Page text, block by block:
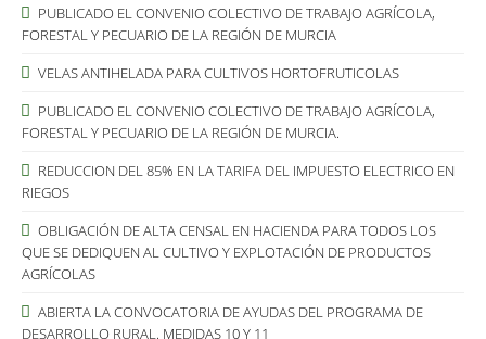
PUBLICADO EL CONVENIO COLECTIVO DE TRABAJO AGRÍCOLA,
FORESTAL Y PECUARIO DE LA REGIÓN DE MURCIA
VELAS ANTIHELADA PARA CULTIVOS HORTOFRUTICOLAS
PUBLICADO EL CONVENIO COLECTIVO DE TRABAJO AGRÍCOLA,
FORESTAL Y PECUARIO DE LA REGIÓN DE MURCIA.
REDUCCION DEL 85% EN LA TARIFA DEL IMPUESTO ELECTRICO EN
RIEGOS
OBLIGACIÓN DE ALTA CENSAL EN HACIENDA PARA TODOS LOS
QUE SE DEDIQUEN AL CULTIVO Y EXPLOTACIÓN DE PRODUCTOS
AGRÍCOLAS
ABIERTA LA CONVOCATORIA DE AYUDAS DEL PROGRAMA DE
DESARROLLO RURAL. MEDIDAS 10 Y 11